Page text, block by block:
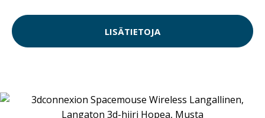
LISÄTIETOJA